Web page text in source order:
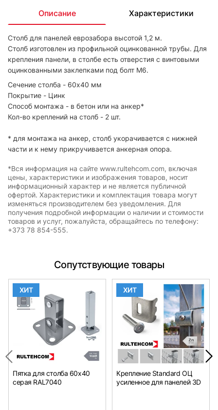
Описание Характеристики
Столб для панелей еврозабора высотой 1,2 м.
Столб изготовлен из профильной оцинкованной трубы. Для
крепления панели, в столбе есть отверстия с винтовыми
оцинкованными заклепками под болт М6.
Сечение столба - 60х40 мм
Покрытие - Цинк
Способ монтажа - в бетон или на анкер*
Кол-во креплений на столб - 2 шт.
* для монтажа на анкер, столб укорачивается с нижней
части и к нему прикручивается анкерная опора.
*Вся информация на сайте www.rultehcom.com, включая
цены, характеристики и изображения товаров, носит
информационный характер и не является публичной
офертой. Характеристики и комплектация товара могут
изменяться производителем без уведомления. Для
получения подробной информации о наличии и стоимости
товаров и услуг, пожалуйста, обращайтесь по телефону:
+373 78 854-555.
Сопутствующие товары
ХИТ
Пятка для столба 60x40
серая RAL7040
ХИТ
Крепление Standard ОЦ
усиленное для панелей 3D